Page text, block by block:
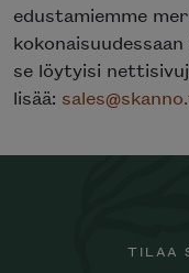
edustamiemme
se löytyisi
lisää:
TILAA